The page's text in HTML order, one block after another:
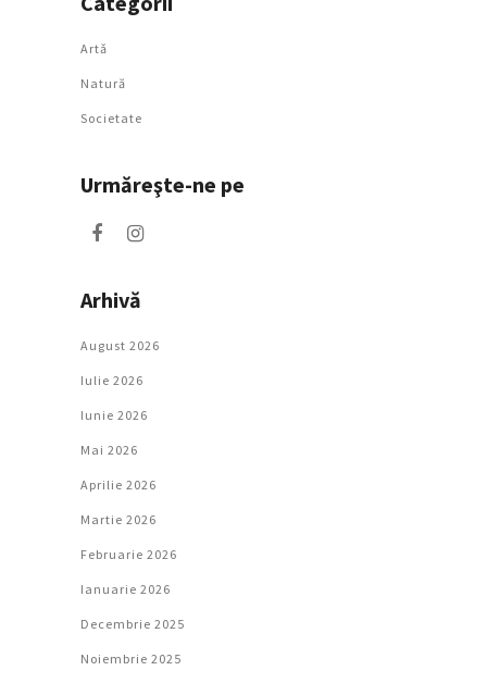
Artǎ
Natură
Societate
Urmăreşte-ne pe
Arhivă
August 2026
Iulie 2026
Iunie 2026
Mai 2026
Aprilie 2026
Martie 2026
Februarie 2026
Ianuarie 2026
Decembrie 2025
Noiembrie 2025